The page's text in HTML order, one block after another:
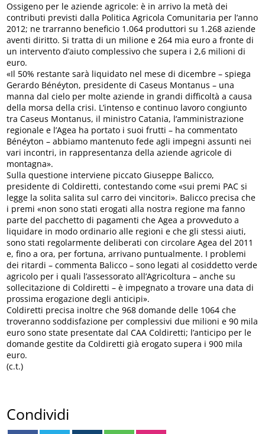
Ossigeno per le aziende agricole: è in arrivo la metà dei
contributi previsti dalla Politica Agricola Comunitaria per l’anno
2012; ne trarranno beneficio 1.064 produttori su 1.268 aziende
aventi diritto. Si tratta di un milione e 264 mia euro a fronte di
un intervento d’aiuto complessivo che supera i 2,6 milioni di
euro.
«Il 50% restante sarà liquidato nel mese di dicembre – spiega
Gerardo Bénéyton, presidente di Caseus Montanus – una
manna dal cielo per molte aziende in grandi difficoltà a causa
della morsa della crisi. L’intenso e continuo lavoro congiunto
tra Caseus Montanus, il ministro Catania, l’amministrazione
regionale e l’Agea ha portato i suoi frutti – ha commentato
Bénéyton – abbiamo mantenuto fede agli impegni assunti nei
vari incontri, in rappresentanza della aziende agricole di
montagna».
Sulla questione interviene piccato Giuseppe Balicco,
presidente di Coldiretti, contestando come «sui premi PAC si
legge la solita salita sul carro dei vincitori». Balicco precisa che
i premi «non sono stati erogati alla nostra regione ma fanno
parte del pacchetto di pagamenti che Agea a provveduto a
liquidare in modo ordinario alle regioni e che gli stessi aiuti,
sono stati regolarmente deliberati con circolare Agea del 2011
e, fino a ora, per fortuna, arrivano puntualmente. I problemi
dei ritardi – commenta Balicco – sono legati al cosiddetto verde
agricolo per i quali l’assessorato all’Agricoltura – anche su
sollecitazione di Coldiretti – è impegnato a trovare una data di
prossima erogazione degli anticipi».
Coldiretti precisa inoltre che 968 domande delle 1064 che
troveranno soddisfazione per complessivi due milioni e 90 mila
euro sono state presentate dal CAA Coldiretti; l’anticipo per le
domande gestite da Coldiretti già erogato supera i 900 mila
euro.
(c.t.)
Condividi